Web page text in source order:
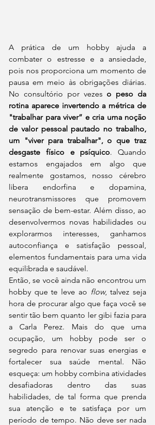
A prática de um hobby ajuda a
combater o estresse e a ansiedade,
pois nos proporciona um momento de
pausa em meio às obrigações diárias.
No consultório por vezes o peso da
rotina aparece invertendo a métrica de
"trabalhar para viver” e cria uma noção
de valor pessoal pautado no trabalho,
um "viver para trabalhar", o que traz
desgaste físico e psíquico. Quando
estamos engajados em algo que
realmente gostamos, nosso cérebro
libera endorfina e dopamina,
neurotransmissores que promovem
sensação de bem-estar. Além disso, ao
desenvolvermos novas habilidades ou
explorarmos interesses, ganhamos
autoconfiança e satisfação pessoal,
elementos fundamentais para uma vida
equilibrada e saudável.
Então, se você ainda não encontrou um
hobby que te leve ao flow, talvez seja
hora de procurar algo que faça você se
sentir tão bem quanto ler gibi fazia para
a Carla Perez. Mais do que uma
ocupação, um hobby pode ser o
segredo para renovar suas energias e
fortalecer sua saúde mental. Não
esqueça: um hobby combina atividades
desafiadoras dentro das suas
habilidades, de tal forma que prenda
sua atenção e te satisfaça por um
período de tempo. Não deve ser nada